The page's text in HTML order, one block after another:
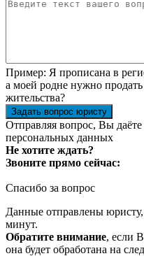
Пример: Я прописана в
а моей родне нужно
жительства?
Задать вопрос юристу
Отправляя вопрос, Вы даёте
персональных данных
Не хотите ждать?
Звоните прямо сейчас:
Спасибо за вопрос
Данные отправлены
минут.
Обратите внимание, если
она будет обработана на